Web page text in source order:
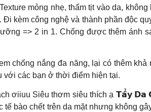
mỏng nhẹ, thấm tịt vào da,
kèm công nghệ và thành phần độc
=> 2 in 1. Chống được thêm ánh
chống nắng đa năng, lại có thêm
với các bạn ở thời điểm hiện tại.
ơiiuu Siêu thơm siêu thích ạ 𝗧𝗮̂̉𝘆
bào chết trên da mặt nhưng không